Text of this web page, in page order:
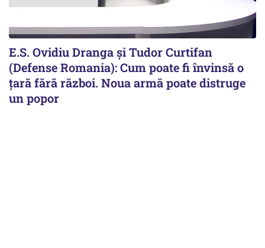
E.S. Ovidiu Dranga și Tudor Curtifan
(Defense Romania): Cum poate fi învinsă o
țară fără război. Noua armă poate distruge
un popor